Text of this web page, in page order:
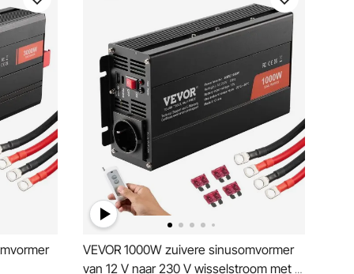
VEVOR 1000W zuivere sinusomvormer
van 12 V naar 230 V wisselstroom met 1